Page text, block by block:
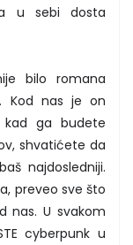
u sebi dosta
bilo romana
Kod nas je on
kad ga budete
shvatićete da
najdosledniji.
preveo sve što
nas. U svakom
cyberpunk u